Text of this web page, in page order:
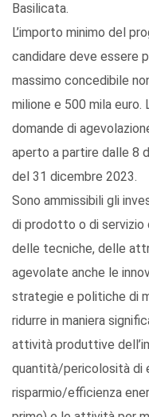
Basilicata.
L’importo minimo del
candidare deve essere
massimo concedibile
milione e 500 mila
domande di
aperto a partire dalle 8
del 31 dicembre 2023.
Sono ammissibili gli
di prodotto o di
delle tecniche, delle
agevolate anche le
strategie e politiche di
ridurre in maniera
attività produttive
quantità/pericolosità di
risparmio/efficienza